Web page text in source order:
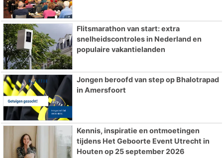
Flitsmarathon van start: extra
snelheidscontroles in Nederland en
populaire vakantielanden
Jongen beroofd van step op Bhalotrapad
in Amersfoort
Kennis, inspiratie en ontmoetingen
tijdens Het Geboorte Event Utrecht in
Houten op 25 september 2026